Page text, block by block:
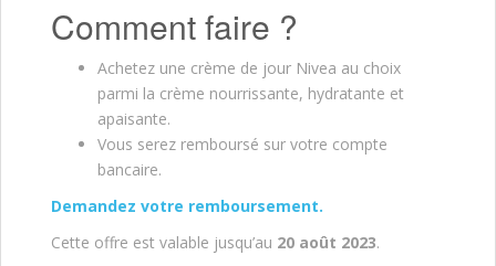
Comment faire ?
Achetez une crème de jour Nivea au choix
parmi la crème nourrissante, hydratante et
apaisante.
Vous serez remboursé sur votre compte
bancaire.
Demandez votre remboursement.
Cette offre est valable jusqu’au 20 août 2023.